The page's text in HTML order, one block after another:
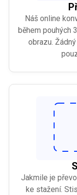
Náš online
během pouhých
obrazu.
Jakmile je
ke stažení.